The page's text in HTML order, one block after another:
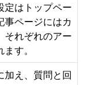
定はトップペー
事ページにはカ
それぞれのアー
す。
加え、質問と回